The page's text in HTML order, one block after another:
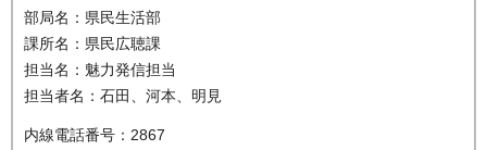
部局名：県民生活部
課所名：県民広聴課
担当名：魅力発信担当
担当者名：石田、河本、明見
内線電話番号：2867